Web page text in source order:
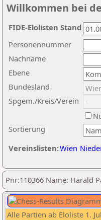
Willkommen bei
Nachname
Ebene
Sortierung
Personennummer
Bundesland
Spgem./Kreis/Verein
Vereinslisten:Wien
FIDE-Elolisten Stand
Pnr:110366 Name: Harald
Alle Partien ab Eloliste 1.